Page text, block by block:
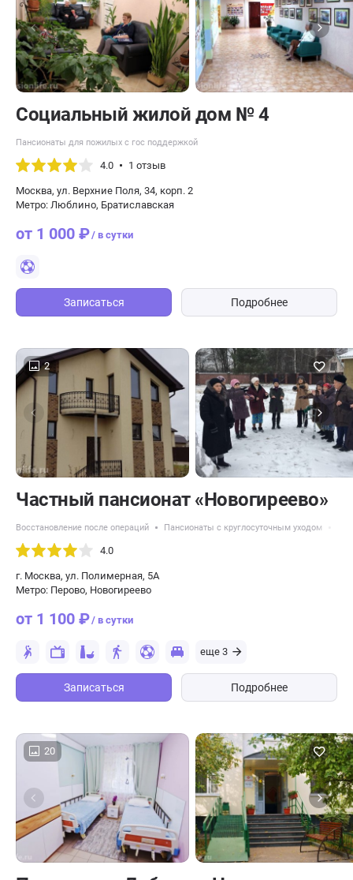
Социальный жилой дом № 4
Пансионаты для пожилых с гос поддержкой
4.0 1 отзыв
Москва, ул. Верхние Поля, 34, корп. 2
Метро: Люблино, Братиславская
от 1 000 ₽/ в сутки
Записаться Подробнее
2
Частный пансионат «Новогиреево»
Восстановление после операций Пансионаты с круглосуточным уходом
4.0
г. Москва, ул. Полимерная, 5А
Метро: Перово, Новогиреево
от 1 100 ₽/ в сутки
еще 3
Записаться Подробнее
20